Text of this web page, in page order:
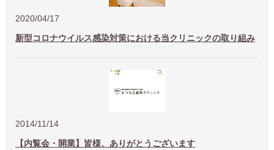
2020/04/17
新型コロナウイルス感染対策における当クリニックの取り組み
2014/11/14
【内覧会・開業】皆様、ありがとうございます